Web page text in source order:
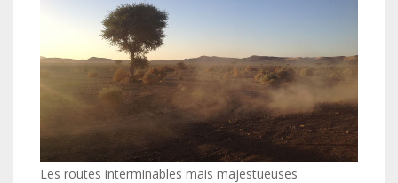
Les routes interminables mais majestueuses